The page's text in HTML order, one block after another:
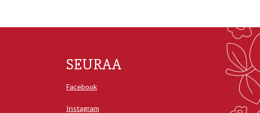
SEURAA
Facebook
Instagram